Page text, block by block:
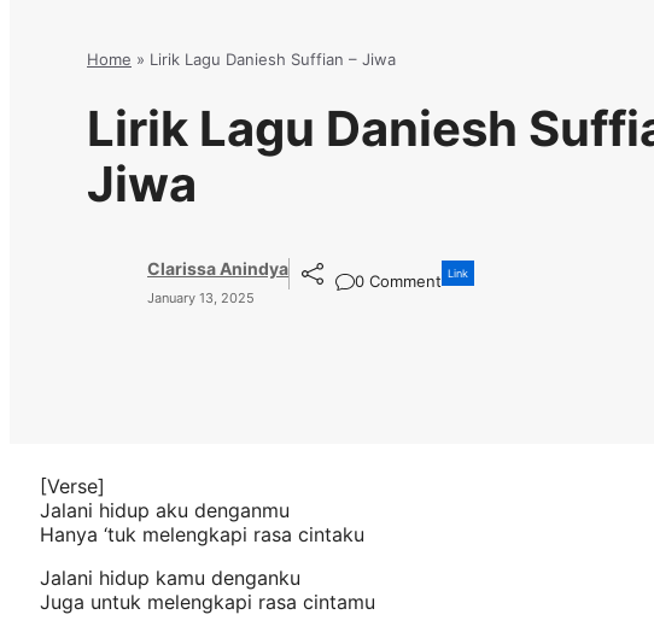
Home » Lirik Lagu Daniesh Suffian – Jiwa
Lirik Lagu Daniesh
Jiwa
Clarissa Anindya
January 13, 2025
0 Comment Link
[Verse]
Jalani hidup aku denganmu
Hanya ‘tuk melengkapi rasa cintaku
Jalani hidup kamu denganku
Juga untuk melengkapi rasa cintamu